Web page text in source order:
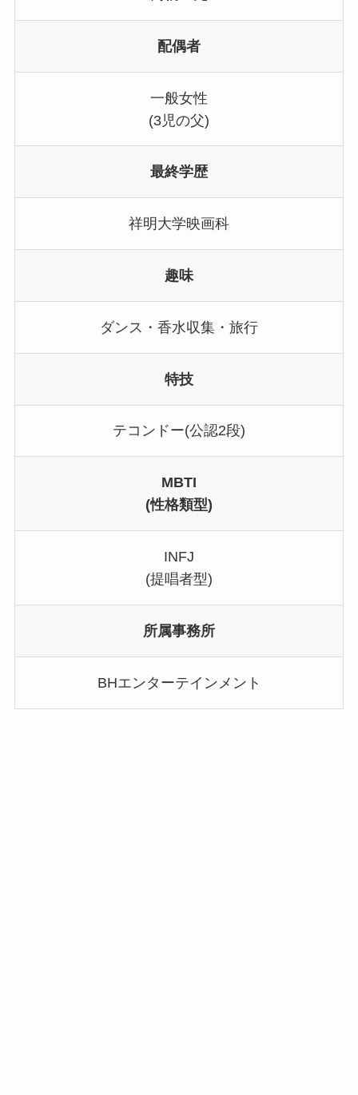
配偶者
一般女性
(3児の父)
最終学歴
祥明大学映画科
趣味
ダンス・香水収集・旅行
特技
テコンドー(公認2段)
MBTI
(性格類型)
INFJ
(提唱者型)
所属事務所
BHエンターテインメント